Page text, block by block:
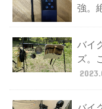
強。
バイ
ズ。